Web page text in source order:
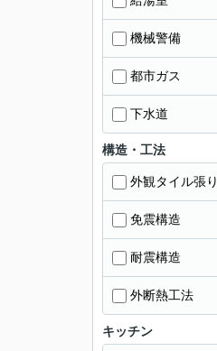
機械警備
都市ガス
下水道
構造・工法
外観タイル張り
免震構造
耐震構造
外断熱工法
キッチン